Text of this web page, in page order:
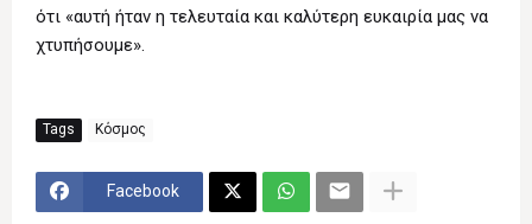
ότι «αυτή ήταν η τελευταία και καλύτερη ευκαιρία μας να
χτυπήσουμε».
Tags Κόσμος
Facebook